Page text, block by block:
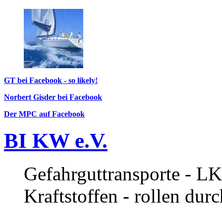
GT bei Facebook - so likely!
Norbert Gisder bei Facebook
Der MPC auf Facebook
BI KW e.V.
Gefahrguttransporte -
Kraftstoffen - rollen